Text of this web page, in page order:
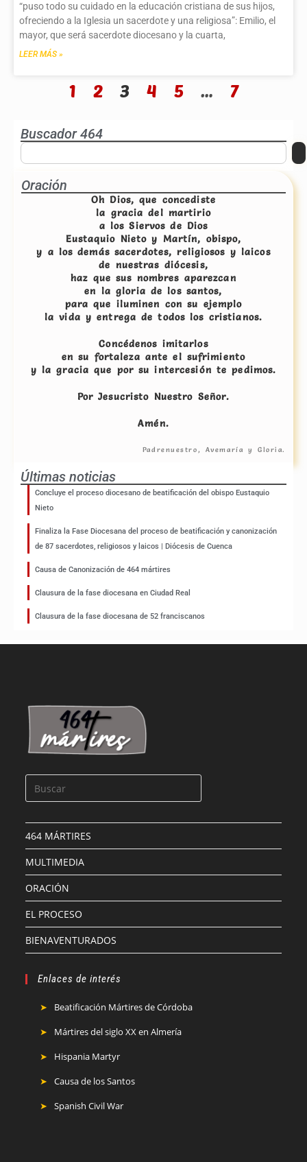
“puso todo su cuidado en la educación cristiana de sus hijos,
ofreciendo a la Iglesia un sacerdote y una religiosa”: Emilio, el
mayor, que será sacerdote diocesano y la cuarta,
LEER MÁS »
1 2 3 4 5 … 7
Buscador 464
Oración
Oh Dios, que concediste
la gracia del martirio
a los Siervos de Dios
Eustaquio Nieto y Martín, obispo,
y a los demás sacerdotes, religiosos y laicos
de nuestras diócesis,
haz que sus nombres aparezcan
en la gloria de los santos,
para que iluminen con su ejemplo
la vida y entrega de todos los cristianos.
Concédenos imitarlos
en su fortaleza ante el sufrimiento
y la gracia que por su intercesión te pedimos.
Por Jesucristo Nuestro Señor.
Amén.
Padrenuestro, Avemaría y Gloria.
Últimas noticias
Concluye el proceso diocesano de beatificación del obispo Eustaquio
Nieto
Finaliza la Fase Diocesana del proceso de beatificación y canonización
de 87 sacerdotes, religiosos y laicos | Diócesis de Cuenca
Causa de Canonización de 464 mártires
Clausura de la fase diocesana en Ciudad Real
Clausura de la fase diocesana de 52 franciscanos
464 MÁRTIRES
MULTIMEDIA
ORACIÓN
EL PROCESO
BIENAVENTURADOS
Enlaces de interés
Beatificación Mártires de Córdoba
Mártires del siglo XX en Almería
Hispania Martyr
Causa de los Santos
Spanish Civil War